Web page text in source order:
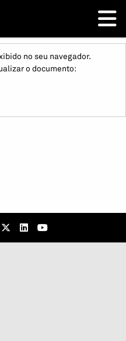
no seu navegador.
o documento: